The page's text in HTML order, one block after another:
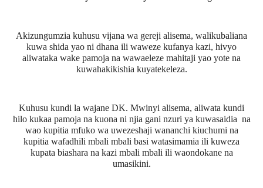
Akizungumzia kuhusu vijana wa gereji alisema, walikubaliana
kuwa shida yao ni dhana ili waweze kufanya kazi, hivyo
aliwataka wake pamoja na wawaeleze mahitaji yao yote na
kuwahakikishia kuyatekeleza.
Kuhusu kundi la wajane DK. Mwinyi alisema, aliwata kundi
hilo kukaa pamoja na kuona ni njia gani nzuri ya kuwasaidia na
wao kupitia mfuko wa uwezeshaji wananchi kiuchumi na
kupitia wafadhili mbali mbali basi watasimamia ili kuweza
kupata biashara na kazi mbali mbali ili waondokane na
umasikini.